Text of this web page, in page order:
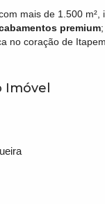
mais de 1.500 m²,
premium;
no coração de
Imóvel